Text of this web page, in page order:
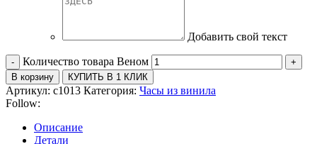
Добавить свой текст
Количество товара Веном
В корзину КУПИТЬ В 1 КЛИК
Артикул: c1013 Категория: Часы из винила
Follow:
Описание
Детали